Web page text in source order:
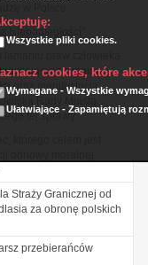
Wszystkie pliki cookies.
cookies, które
Wymagane - Wszystkie
Ułatwiające - Zapamiętują
w Polsce.
Niepodległości".
praw człowieka
granicę
oraz manifestacja
Rady Miasta
tej sprawy.
którego celem jest
odnowy moralnej
Straży Granicznej od
za obronę polskich
przebierańców